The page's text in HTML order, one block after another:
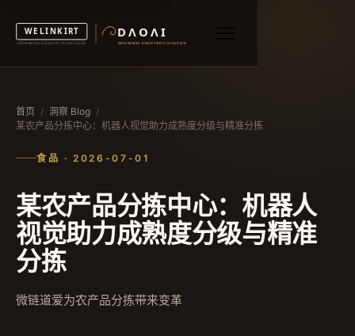
首页 / 洞察 Blog /
某农产品分拣中心：机器人视觉助力成熟度分级与精准分拣
食品 · 2026-07-01
某农产品分拣中心：机器人
视觉助力成熟度分级与精准
分拣
微链道爱为农产品分拣带来变革